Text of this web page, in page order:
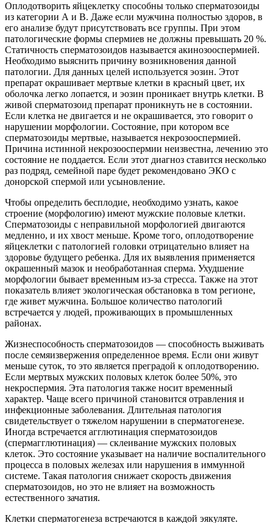
Оплодотворить яйцеклетку способны только сперматозоиды
из категории А и В. Даже если мужчина полностью здоров, в
его анализе будут присутствовать все группы. При этом
патологические формы спермиев не должны превышать 20 %.
Статичность сперматозоидов называется акинозооспермией.
Необходимо выяснить причину возникновения данной
патологии. Для данных целей используется эозин. Этот
препарат окрашивает мертвые клетки в красный цвет, их
оболочка легко лопается, и эозин проникает внутрь клетки. В
живой сперматозоид препарат проникнуть не в состоянии.
Если клетка не двигается и не окрашивается, это говорит о
нарушении морфологии. Состояние, при котором все
сперматозоиды мертвые, называется некрозооспермией.
Причина истинной некрозооспермии неизвестна, лечению это
состояние не поддается. Если этот диагноз ставится несколько
раз подряд, семейной паре будет рекомендовано ЭКО с
донорской спермой или усыновление.
Чтобы определить бесплодие, необходимо узнать, какое
строение (морфологию) имеют мужские половые клетки.
Сперматозоиды с неправильной морфологией двигаются
медленно, и их хвост меньше. Кроме того, оплодотворение
яйцеклетки с патологией головки отрицательно влияет на
здоровье будущего ребенка. Для их выявления применяется
окрашенный мазок и необработанная сперма. Ухудшение
морфологии бывает временным из-за стресса. Также на этот
показатель влияет экологическая обстановка в том регионе,
где живет мужчина. Большое количество патологий
встречается у людей, проживающих в промышленных
районах.
Жизнеспособность сперматозоидов — способность выживать
после семяизвержения определенное время. Если они живут
меньше суток, то это является преградой к оплодотворению.
Если мертвых мужских половых клеток более 50%, это
некроспермия. Эта патология также носит временный
характер. Чаще всего причиной становится отравления и
инфекционные заболевания. Длительная патология
свидетельствует о тяжелом нарушении в сперматогенезе.
Иногда встречается агглютинация сперматозоидов
(спермагглютинация) — склеивание мужских половых
клеток. Это состояние указывает на наличие воспалительного
процесса в половых железах или нарушения в иммунной
системе. Такая патология снижает скорость движения
сперматозоидов, но это не влияет на возможность
естественного зачатия.
Клетки сперматогенеза встречаются в каждой эякуляте.